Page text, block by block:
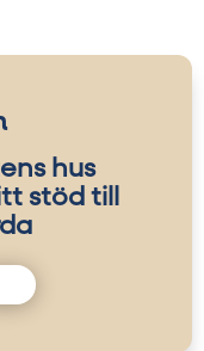
hus
stöd till